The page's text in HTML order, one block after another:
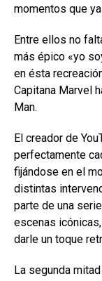
momentos que
Entre ellos no
más épico «yo
en ésta
Capitana Marvel
Man.
El creador de
perfectamente
fijándose en el
distintas
parte de una
escenas
darle un toque
La segunda